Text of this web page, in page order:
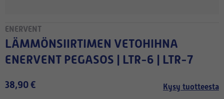
ENERVENT
LÄMMÖNSIIRTIMEN VETOHIHNA
ENERVENT PEGASOS | LTR-6 | LTR-7
38,90 € Kysy tuotteesta